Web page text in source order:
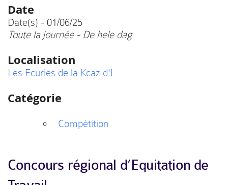
Date
Date(s) - 01/06/25
Toute la journée - De hele dag
Localisation
Les Ecuries de la Kcaz d'I
Catégorie
Compétition
Concours régional d’Equitation de